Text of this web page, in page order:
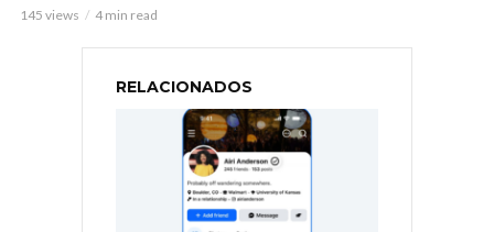
145 views 4 min read
RELACIONADOS